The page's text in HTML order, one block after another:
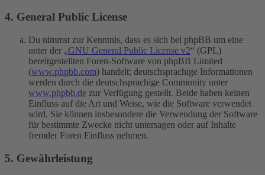
4. General Public License
Du nimmst zur Kenntnis, dass es sich bei phpBB um eine
unter der „GNU General Public License v2“ (GPL)
bereitgestellten Foren-Software von phpBB Limited
(www.phpbb.com) handelt; deutschsprachige Informationen
werden durch die deutschsprachige Community unter
www.phpbb.de zur Verfügung gestellt. Beide haben keinen
Einfluss auf die Art und Weise, wie die Software verwendet
wird. Sie können insbesondere die Verwendung der Software
für bestimmte Zwecke nicht untersagen oder auf Inhalte
fremder Foren Einfluss nehmen.
5. Gewährleistung